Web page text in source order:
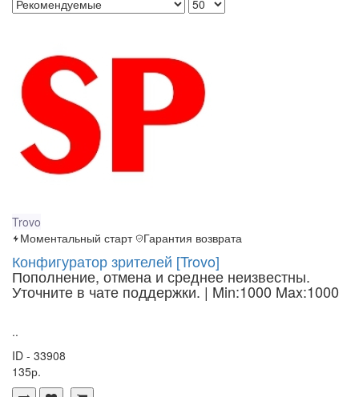
Trovo
Моментальный старт
Гарантия возврата
Конфигуратор зрителей [Trovo]
Пополнение, отмена и среднее неизвестны.
Уточните в чате поддержки. | Min:1000 Max:1000
..
ID - 33908
135р.